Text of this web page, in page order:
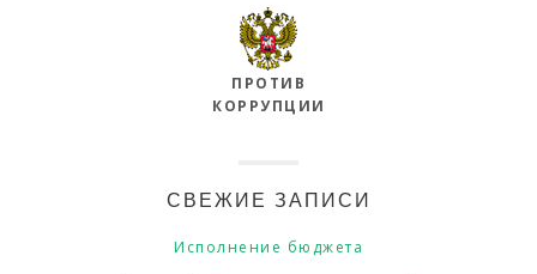
ПРОТИВ
КОРРУПЦИИ
СВЕЖИЕ ЗАПИСИ
Исполнение бюджета